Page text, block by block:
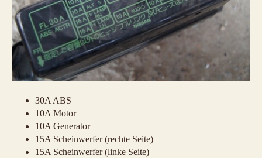
30A ABS
10A Motor
10A Generator
15A Scheinwerfer (rechte Seite)
15A Scheinwerfer (linke Seite)